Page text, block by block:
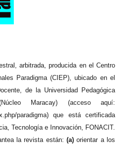
arbitrada, producida en el Centro
Paradigma (CIEP), ubicado en el
de la Universidad Pedagógica
Maracay) (acceso aquí:
paradigma) que está certificada
Tecnología e Innovación, FONACIT.
la revista están:(a) orientar a los